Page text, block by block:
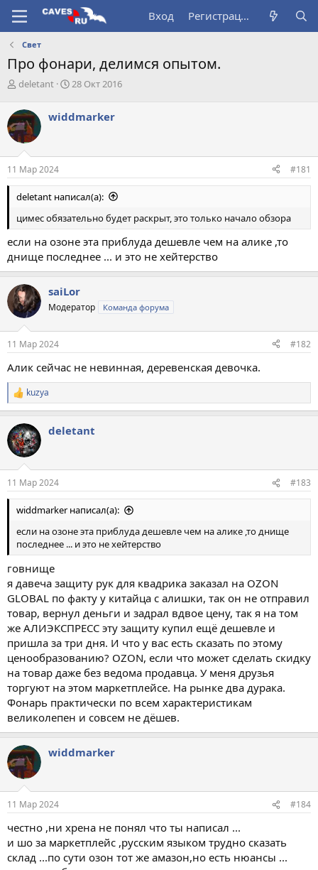
Вход Регистрация
Свет
Про фонари, делимся опытом.
А
т
о
р
т
е
м
ы
deletant
Д
а
ч
л
а
28 Окт 2016
widdmarker
11 Мар 2024 #181
deletant написал(а):
цимес обязательно будет раскрыт, это только начало обзора
если на озоне эта приблуда дешевле чем на алике ,то
днище последнее ... и это не хейтерство
saiLor
Модератор Команда форума
11 Мар 2024 #182
Алик сейчас не невинная, деревенская девочка.
Р
е
к
ц
и
kuzya
deletant
11 Мар 2024 #183
widdmarker написал(а):
если на озоне эта приблуда дешевле чем на алике ,то днище
последнее ... и это не хейтерство
говнище
я давеча защиту рук для квадрика заказал на OZON
GLOBAL по факту у китайца с алишки, так он не отправил
товар, вернул деньги и задрал вдвое цену, так я на том
же АЛИЭКСПРЕСС эту защиту купил ещё дешевле и
пришла за три дня. И что у вас есть сказать по этому
ценообразованию? OZON, если что может сделать скидку
на товар даже без ведома продавца. У меня друзья
торгуют на этом маркетплейсе. На рынке два дурака.
Фонарь практически по всем характеристикам
великолепен и совсем не дёшев.
widdmarker
11 Мар 2024 #184
честно ,ни хрена не понял что ты написал ...
и шо за маркетплейс ,русским языком трудно сказать
склад ...по сути озон тот же амазон,но есть нюансы ...